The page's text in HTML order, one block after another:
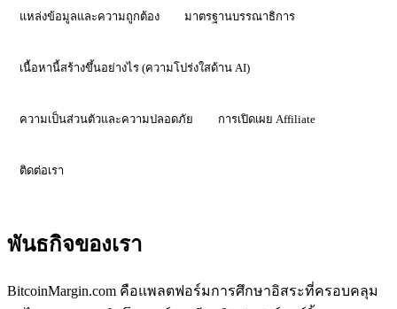
แหล่งข้อมูลและความถูกต้อง มาตรฐานบรรณาธิการ
เนื้อหานี้สร้างขึ้นอย่างไร (ความโปร่งใสด้าน AI)
ความเป็นส่วนตัวและความปลอดภัย การเปิดเผย Affiliate
ติดต่อเรา
พันธกิจของเรา
BitcoinMargin.com คือแพลตฟอร์มการศึกษาอิสระที่ครอบคลุม